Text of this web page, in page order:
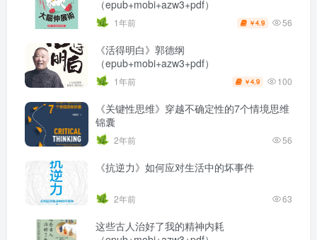
（epub+mobi+azw3+pdf）
1年前 ￥4.9 56
《活得明白》郭德纲
（epub+mobi+azw3+pdf）
1年前 ￥4.9 100
《关键性思维》穿越不确定性的7个情境思维
锦囊
2年前 56
《抗逆力》如何应对生活中的坏事件
2年前 63
这些古人治好了我的精神内耗